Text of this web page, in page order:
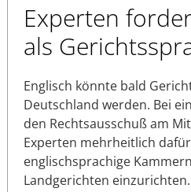
Experten
als
Englisch könnte bald
Deutschland werden. Bei
den Rechtsausschuß am
Experten mehrheitlich
englischsprachige
Landgerichten einzurichten.